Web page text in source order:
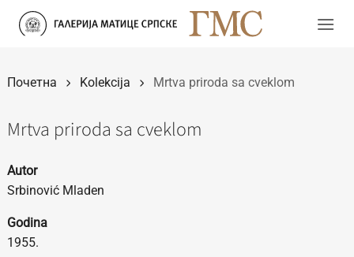
Прескочи
Почетна Kolekcija Mrtva priroda sa cveklom
Mrtva priroda sa cveklom
Autor
Srbinović Mladen
Godina
1955.